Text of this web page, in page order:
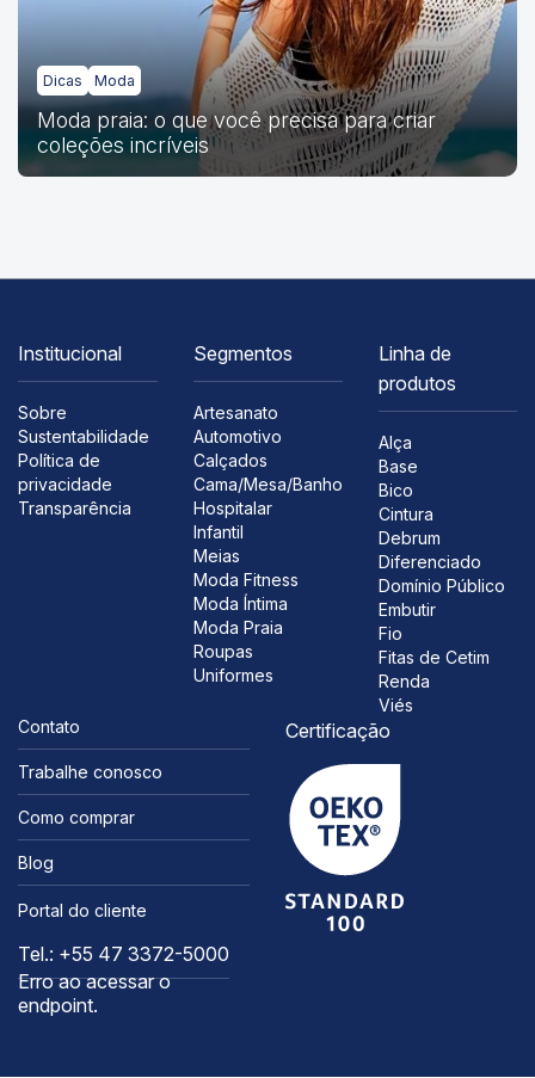
Dicas Moda
Moda praia: o que você precisa para criar
coleções incríveis
Institucional
Sobre
Sustentabilidade
Política de
privacidade
Transparência
Segmentos
Artesanato
Automotivo
Calçados
Cama/Mesa/Banho
Hospitalar
Infantil
Meias
Moda Fitness
Moda Íntima
Moda Praia
Roupas
Uniformes
Linha de
produtos
Alça
Base
Bico
Cintura
Debrum
Diferenciado
Domínio Público
Embutir
Fio
Fitas de Cetim
Renda
Viés
Contato
Trabalhe conosco
Como comprar
Blog
Portal do cliente
Tel.: +55 47 3372-5000
Erro ao acessar o
endpoint.
Certificação